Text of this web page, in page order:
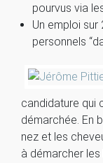
pourvus via
Un emploi
personnels
candidature qui
démarchée. En
nez et les
à démarcher